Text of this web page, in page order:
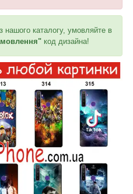
нашого каталогу, умовляйте в
код дизайна!